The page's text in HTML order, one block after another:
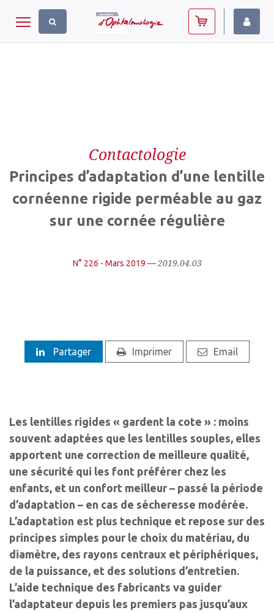
Toggle navigation
Contactologie
Principes d’adaptation d’une lentille
cornéenne rigide perméable au gaz
sur une cornée régulière
N° 226 - Mars 2019 —2019.04.03
Partager Imprimer Email
Les lentilles rigides « gardent la cote » : moins
souvent adaptées que les lentilles souples, elles
apportent une correction de meilleure qualité,
une sécurité qui les font préférer chez les
enfants, et un confort meilleur – passé la période
d’adaptation – en cas de sécheresse modérée.
L’adaptation est plus technique et repose sur des
principes simples pour le choix du matériau, du
diamètre, des rayons centraux et périphériques,
de la puissance, et des solutions d’entretien.
L’aide technique des fabricants va guider
l’adaptateur depuis les premiers pas jusqu’aux
Panneau de gestion des cookies